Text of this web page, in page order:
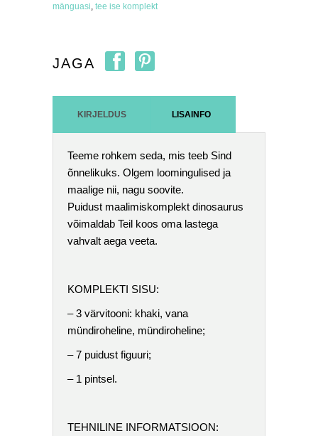
mänguasi, tee ise komplekt
JAGA
KIRJELDUS LISAINFO
Teeme rohkem seda, mis teeb Sind
õnnelikuks. Olgem loomingulised ja
maalige nii, nagu soovite.
Puidust maalimiskomplekt dinosaurus
võimaldab Teil koos oma lastega
vahvalt aega veeta.
KOMPLEKTI SISU:
– 3 värvitooni: khaki, vana
mündiroheline, mündiroheline;
– 7 puidust figuuri;
– 1 pintsel.
TEHNILINE INFORMATSIOON: